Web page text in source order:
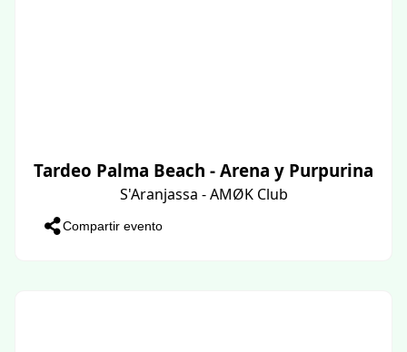
Tardeo Palma Beach - Arena y Purpurina
S'Aranjassa - AMØK Club
Compartir evento